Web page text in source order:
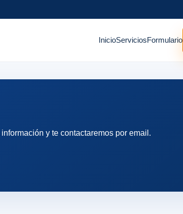
InicioServiciosFormulario
y te contactaremos por email.